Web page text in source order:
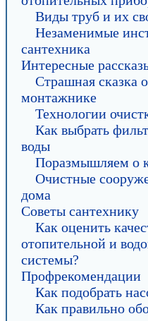
Виды труб и их
Незаменимые
сантехника
Интересные
Страшная сказка
монтажнике
Технологии
Как выбрать
воды
Поразмышляем о
Очистные
дома
Советы сантехнику
Как оценить
отопительной и
системы?
Профрекомендации
Как подобрать
Как правильно